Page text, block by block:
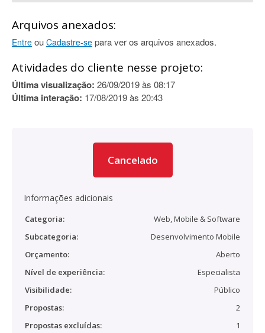
Arquivos anexados:
Entre ou Cadastre-se para ver os arquivos anexados.
Atividades do cliente nesse projeto:
Última visualização: 26/09/2019 às 08:17
Última interação: 17/08/2019 às 20:43
Cancelado
Informações adicionais
Categoria:
Web, Mobile & Software
Subcategoria:
Desenvolvimento Mobile
Orçamento:
Aberto
Nível de experiência:
Especialista
Visibilidade:
Público
Propostas:
2
Propostas excluídas:
1